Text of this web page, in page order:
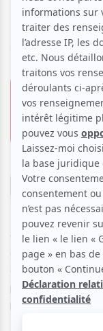
Voir
8 juillet
Théâtre Fairmount
5240, av. du Parc,
Montréal
Quand les
cérémonielle à la
de BIM donne
polyrythmies du
pop-rock afro-